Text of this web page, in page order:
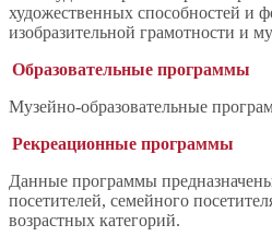
художественных способностей и
изобразительной грамотности и
Образовательные программы
Музейно-образовательные
Рекреационные программы
Данные программы
посетителей, семейного
возрастных категорий.